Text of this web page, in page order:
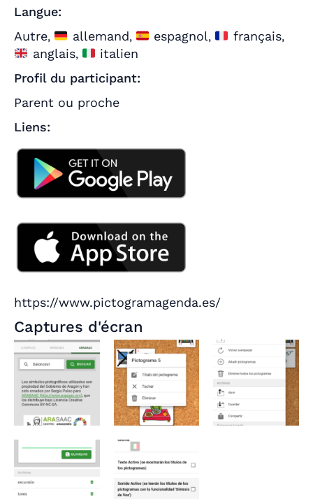
Langue:
Autre, allemand, espagnol, français,
anglais,
italien
Profil du participant:
Parent ou proche
Liens:
https://www.pictogramagenda.es/
Captures d'écran